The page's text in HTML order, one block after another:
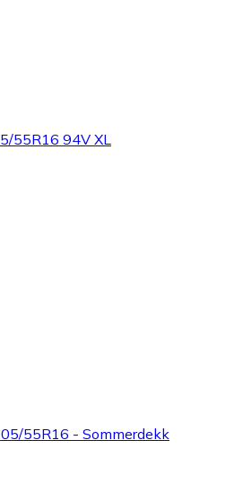
55R16 94V XL
55R16 - Sommerdekk